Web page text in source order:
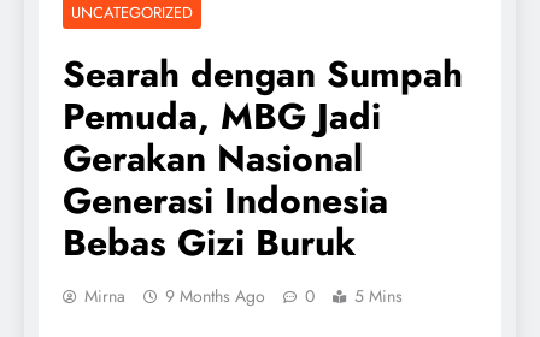
UNCATEGORIZED
Searah dengan Sumpah
Pemuda, MBG Jadi
Gerakan Nasional
Generasi Indonesia
Bebas Gizi Buruk
Mirna 9 Months Ago 0 5 Mins